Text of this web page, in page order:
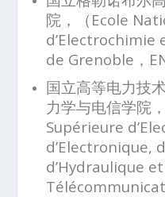
院，（Ecole
de Grenoble，
国立高等电力技
力学与电信学院
Supérieure
d’Electronique,
d’Hydraulique